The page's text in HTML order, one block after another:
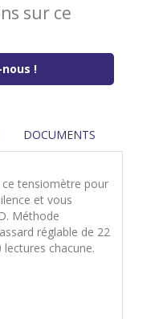
sur ce
!
DOCUMENTS
tensiomètre pour
et vous
Méthode
réglable de 22
chacune.